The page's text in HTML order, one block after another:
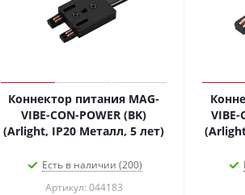
Коннектор питания MAG-
VIBE-CON-POWER (BK)
(Arlight, IP20 Металл, 5 лет)
Есть в наличии (200)
Артикул: 044183
VIBE-